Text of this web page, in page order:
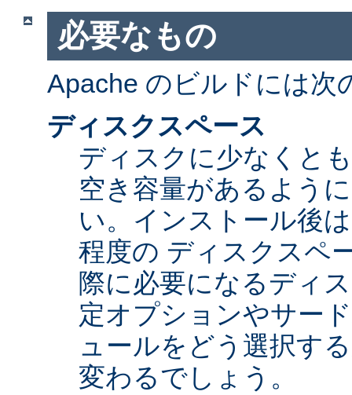
必要なもの
Apache のビルドには次
ディスクスペース
ディスクに少なくと
空き容量があるよう
い。インストール後
程度の ディスクスペ
際に必要になるディ
定オプションやサー
ュールをどう選択す
変わるでしょう。